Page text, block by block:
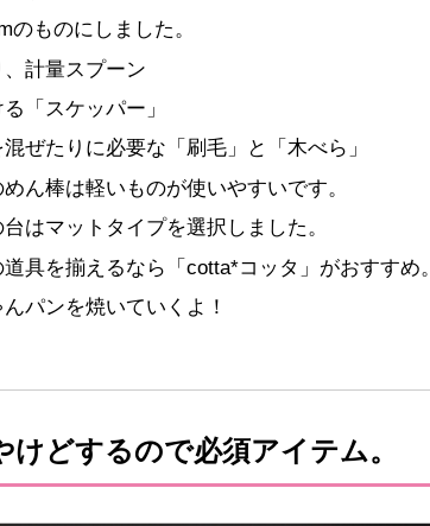
ものにしました。
計量スプーン
「スケッパー」
ぜたりに必要な「刷毛」と「木べら」
ん棒は軽いものが使いやすいです。
はマットタイプを選択しました。
具を揃えるなら「cotta*コッタ」がおすすめ。
パンを焼いていくよ！
けどするので必須アイテム。